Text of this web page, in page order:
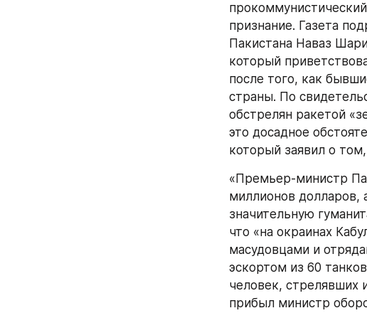
признание. Газета
Пакистана Наваз
который
после того, как
страны. По
обстрелян ракетой
это досадное
который заявил о
«Премьер-министр
миллионов долларов,
значительную
что «на окраинах
масудовцами и
эскортом из 60
человек, стрелявших
прибыл министр